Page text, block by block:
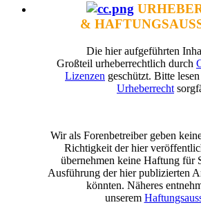
&
Die hier aufgeführten
Großteil urheberrechtlich durch
Lizenzen geschützt. Bitte
Urheberrecht
Wir als Forenbetreiber geben
Richtigkeit der hier
übernehmen keine Haftung für
Ausführung der hier publizierten
könnten. Näheres
unserem